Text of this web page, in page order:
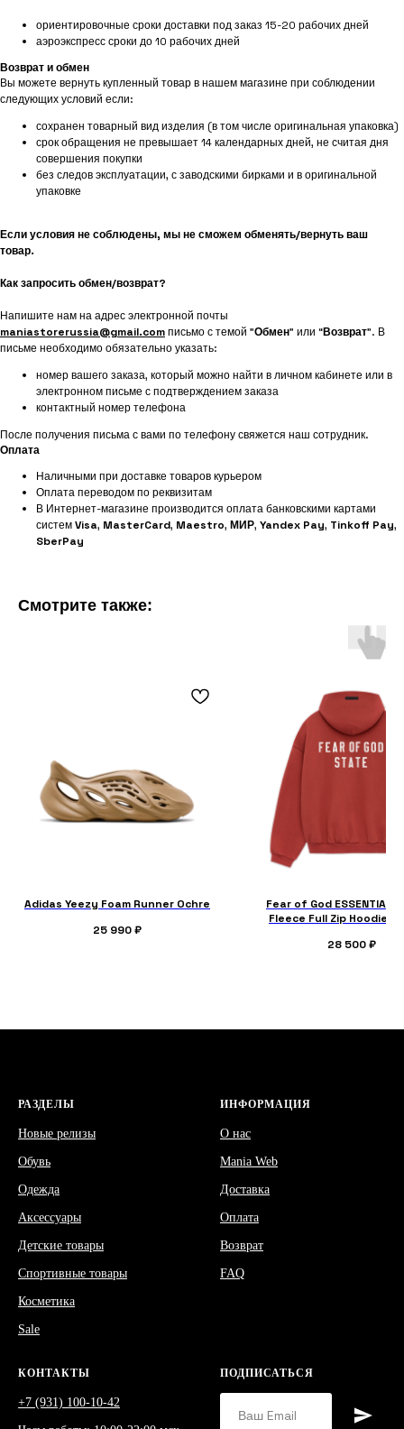
ориентировочные сроки доставки под заказ 15-20 рабочих дней
аэроэкспресс сроки до 10 рабочих дней
Возврат и обмен
Вы можете вернуть купленный товар в нашем магазине при соблюдении
следующих условий если:
сохранен товарный вид изделия (в том числе оригинальная упаковка)
срок обращения не превышает 14 календарных дней, не считая дня
совершения покупки
без следов эксплуатации, с заводскими бирками и в оригинальной
упаковке
Если условия не соблюдены, мы не сможем обменять/вернуть ваш
товар.
Как запросить обмен/возврат?
Напишите нам на адрес электронной почты
maniastorerussia@gmail.comписьмо с темой "Обмен" или “Возврат”. В
письме необходимо обязательно указать:
номер вашего заказа, который можно найти в личном кабинете или в
электронном письме с подтверждением заказа
контактный номер телефона
После получения письма с вами по телефону свяжется наш сотрудник.
Оплата
Наличными при доставке товаров курьером
Оплата переводом по реквизитам
В Интернет-магазине производится оплата банковскими картами
системVisa, MasterCard, Maestro, МИР, Yandex Pay, Tinkoff Pay,
SberPay
Смотрите также:
Adidas Yeezy Foam Runner Ochre
25 990₽
Fear of God
Fleece Full Zip Hoodie
28 500₽
РАЗДЕЛЫ
Новые релизы
Обувь
Одежда
Аксессуары
Детские товары
Спортивные товары
Косметика
Sale
ИНФОРМАЦИЯ
О нас
Mania Web
Доставка
Оплата
Возврат
FAQ
КОНТАКТЫ
+7 (931) 100-10-42
ПОДПИСАТЬСЯ